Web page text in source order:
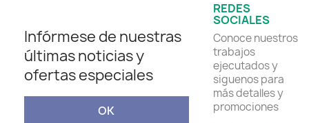
Infórmese de nuestras
últimas noticias y
ofertas especiales
REDES
SOCIALES
Conoce nuestros
trabajos
ejecutados y
siguenos para
más detalles y
promociones